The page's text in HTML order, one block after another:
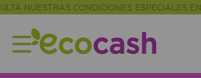
NUESTRAS CONDICIONES ESPECIALES EN EL